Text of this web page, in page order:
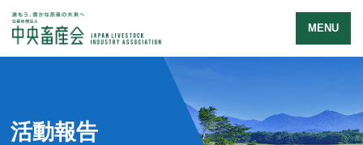
MENU
活動報告